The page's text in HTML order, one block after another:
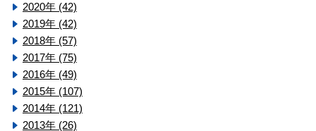
2020年 (42)
2019年 (42)
2018年 (57)
2017年 (75)
2016年 (49)
2015年 (107)
2014年 (121)
2013年 (26)